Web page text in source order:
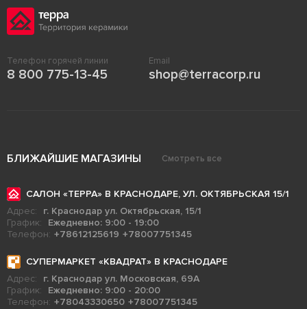
Телефон горячей линии
8 800 775-13-45
Email
shop@terracorp.ru
БЛИЖАЙШИЕ МАГАЗИНЫ Смотреть все
САЛОН «ТЕРРА» В КРАСНОДАРЕ, УЛ. ОКТЯБРЬСКАЯ 15/1
Адрес:
г. Краснодар ул. Октябрьская, 15/1
График:
Ежедневно: 9:00 - 19:00
Телефон: +78612125619 +78007751345
СУПЕРМАРКЕТ «КВАДРАТ» В КРАСНОДАРЕ
Адрес:
г. Краснодар ул. Московская, 69А
График:
Ежедневно: 9:00 - 20:00
Телефон: +78043330650 +78007751345